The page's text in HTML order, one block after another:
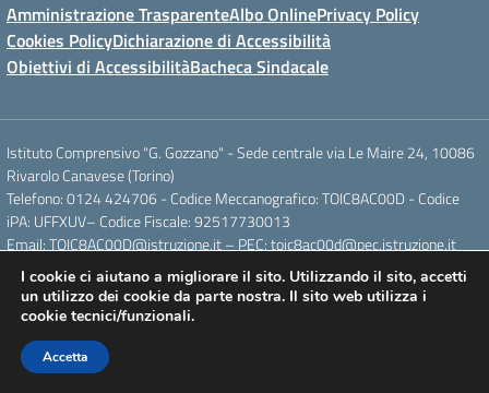
Amministrazione TrasparenteAlbo OnlinePrivacy Policy
Cookies PolicyDichiarazione di Accessibilità
Obiettivi di AccessibilitàBacheca Sindacale
Istituto Comprensivo "G. Gozzano" - Sede centrale via Le Maire 24, 10086
Rivarolo Canavese (Torino)
Telefono: 0124 424706 - Codice Meccanografico: TOIC8AC00D - Codice
iPA: UFFXUV– Codice Fiscale: 92517730013
Email: TOIC8AC00D@istruzione.it – PEC: toic8ac00d@pec.istruzione.it
Concept & Design by Designers Italia
I cookie ci aiutano a migliorare il sito. Utilizzando il sito, accetti
un utilizzo dei cookie da parte nostra. Il sito web utilizza i
cookie tecnici/funzionali.
Accetta